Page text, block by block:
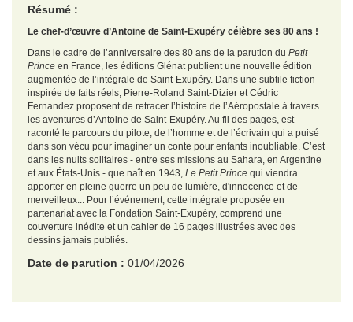
Résumé :
Le chef-d’œuvre d’Antoine de Saint-Exupéry célèbre ses 80 ans !
Dans le cadre de l’anniversaire des 80 ans de la parution du Petit
Prince en France, les éditions Glénat publient une nouvelle édition
augmentée de l’intégrale de Saint-Exupéry. Dans une subtile fiction
inspirée de faits réels, Pierre-Roland Saint-Dizier et Cédric
Fernandez proposent de retracer l’histoire de l’Aéropostale à travers
les aventures d’Antoine de Saint-Exupéry. Au fil des pages, est
raconté le parcours du pilote, de l’homme et de l’écrivain qui a puisé
dans son vécu pour imaginer un conte pour enfants inoubliable. C’est
dans les nuits solitaires - entre ses missions au Sahara, en Argentine
et aux États-Unis - que naît en 1943, Le Petit Prince qui viendra
apporter en pleine guerre un peu de lumière, d'innocence et de
merveilleux... Pour l’événement, cette intégrale proposée en
partenariat avec la Fondation Saint-Exupéry, comprend une
couverture inédite et un cahier de 16 pages illustrées avec des
dessins jamais publiés.
Date de parution : 01/04/2026